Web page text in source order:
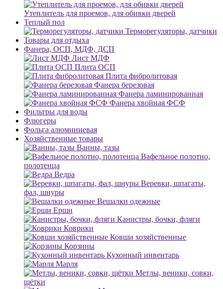
Утеплитель для проемов, для обивки дверей
Теплый пол
Терморегуляторы, датчики
Товары для отдыха
Фанера, ОСП, МДФ, ДСП
Лист МДФ
Плита ОСП
Плита фибролитовая
Фанера березовая
Фанера ламинированная
Фанера хвойная ФСФ
Фильтры для воды
Флюгеры
Фольга алюминиевая
Хозяйственные товары
Ванны, тазы
Вафельное полотно,
полотенца
Ведра
Веревки, шпагаты,
фал, шнуры
Вешалки одежные
Ерши
Канистры, бочки, фляги
Коврики
Ковши хозяйственные
Корзины
Кухонный инвентарь
Марля
Метлы, веники, совки,
щётки